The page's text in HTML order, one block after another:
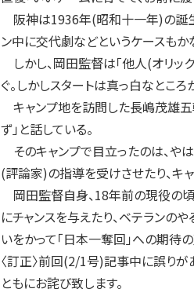
阪神は1936年(昭和十一年)の誕生
ン中に交代劇などというケースもか
しかし、岡田監督は「他人(オリッ
ぐ。しかしスタートは真っ白なところ
キャンプ地を訪問した長嶋茂雄五
ず」と話している。
そのキャンプで目立ったのは、や
(評論家)の指導を受けさせたり、キ
岡田監督自身、18年前の現役の頃
にチャンスを与えたり、ベテランの
いをかって「日本一奪回」への期待
〈訂正〉前回(2/1号)記事中に誤り
ともにお詫び致します。